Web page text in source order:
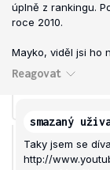
úplně z rankingu.
roce 2010.
Mayko, viděl jsi ho
Reagovat
smazaný
Taky jsem se
http://